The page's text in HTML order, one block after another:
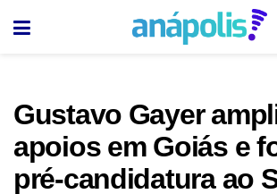
Gustavo Gayer
apoios em Goiás e
pré-candidatura ao